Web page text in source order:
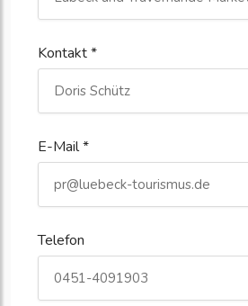
Kontakt *
E-Mail *
Telefon